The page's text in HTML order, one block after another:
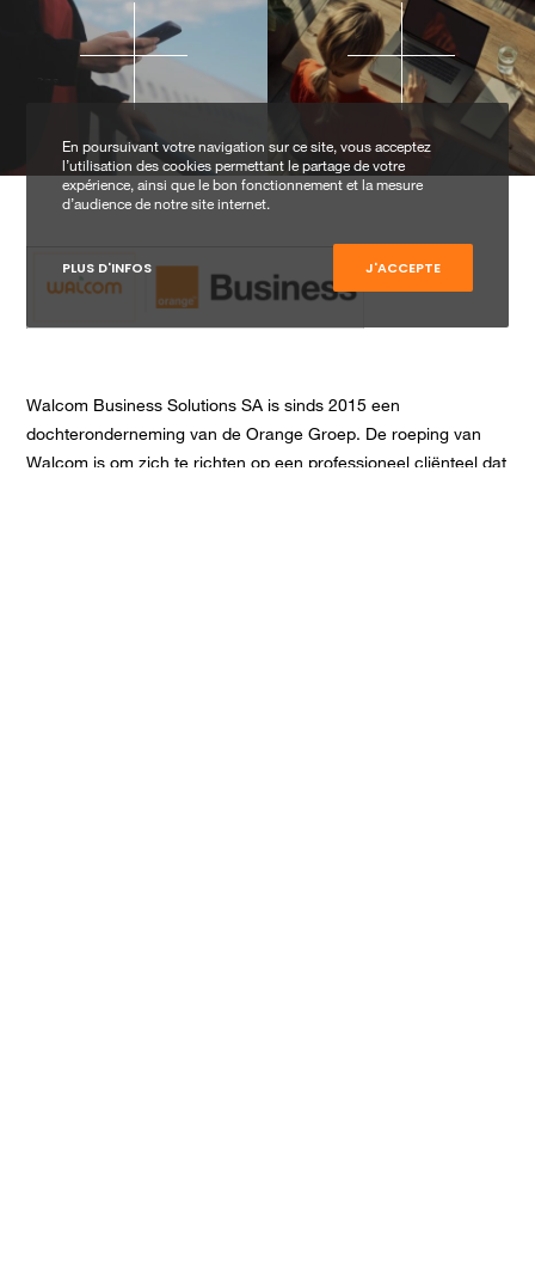
Walcom Business Solutions SA is sinds 2015 een
dochteronderneming van de Orange Groep. De roeping van
Walcom is om zich te richten op een professioneel cliënteel dat
En poursuivant votre navigation sur ce site, vous acceptez
l’utilisation des cookies permettant le partage de votre
expérience, ainsi que le bon fonctionnement et la mesure
d’audience de notre site internet.
PLUS D'INFOS J'ACCEPTE